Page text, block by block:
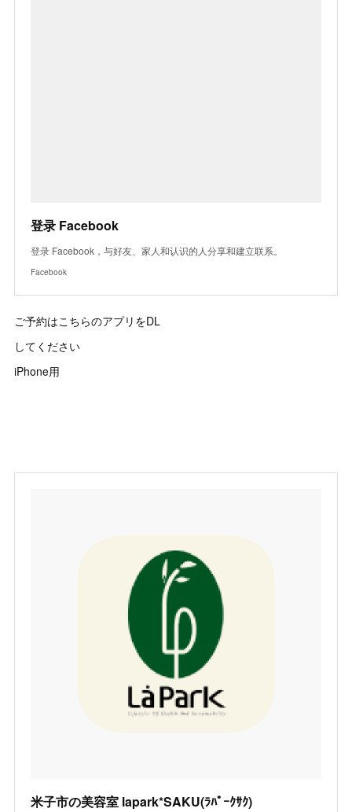
登录 Facebook
登录 Facebook，与好友、家人和认识的人分享和建立联系。
Facebook
ご予約はこちらのアプリをDL
してください
iPhone用
‎米子市の美容室 lapark*SAKU(ﾗﾊﾟｰｸｻｸ)